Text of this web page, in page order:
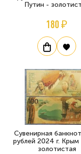
Путин -
180 ₽
Сувенирная
рублей 2024 г.
золотистая